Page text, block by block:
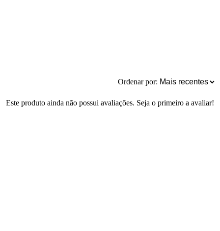
Ordenar por:
Este produto ainda não possui avaliações. Seja o primeiro a avaliar!